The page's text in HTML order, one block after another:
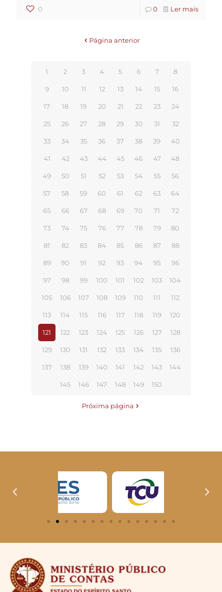
0 0 Ler mais
Página anterior
1 2 3 4 5 6 7 8
9 10 11 12 13 14 15 16
17 18 19 20 21 22 23 24
25 26 27 28 29 30 31 32
33 34 35 36 37 38 39 40
41 42 43 44 45 46 47 48
49 50 51 52 53 54 55 56
57 58 59 60 61 62 63 64
65 66 67 68 69 70 71 72
73 74 75 76 77 78 79 80
81 82 83 84 85 86 87 88
89 90 91 92 93 94 95 96
97 98 99 100 101 102 103 104
105 106 107 108 109 110 111 112
113 114 115 116 117 118 119 120
121 122 123 124 125 126 127 128
129 130 131 132 133 134 135 136
137 138 139 140 141 142 143 144
145 146 147 148 149 150
Próxima página